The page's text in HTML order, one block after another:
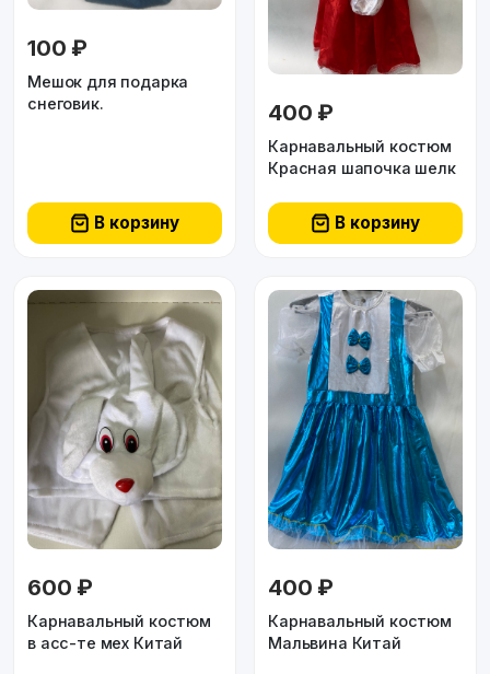
100 ₽
Мешок для подарка
снеговик.
В корзину
400 ₽
Карнавальный костюм
Красная шапочка шелк
В корзину
600 ₽
Карнавальный костюм
в асс-те мех Китай
400 ₽
Карнавальный костюм
Мальвина Китай